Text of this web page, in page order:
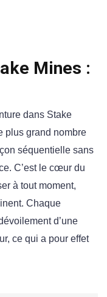
Mines :
dans Stake
plus grand nombre
séquentielle sans
C’est le cœur du
à tout moment,
Chaque
d’une
ce qui a pour effet